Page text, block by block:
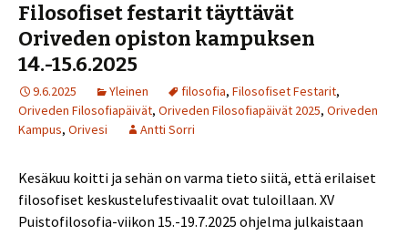
Filosofiset festarit täyttävät
Oriveden opiston kampuksen
14.-15.6.2025
9.6.2025 Yleinen filosofia, Filosofiset Festarit,
Oriveden Filosofiapäivät, Oriveden Filosofiapäivät 2025, Oriveden
Kampus, Orivesi Antti Sorri
Kesäkuu koitti ja sehän on varma tieto siitä, että erilaiset
filosofiset keskustelufestivaalit ovat tuloillaan. XV
Puistofilosofia-viikon 15.-19.7.2025 ohjelma julkaistaan